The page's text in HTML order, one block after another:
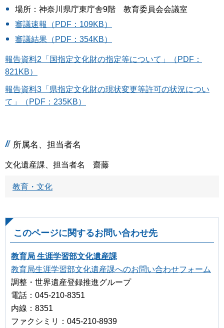
場所：神奈川県庁東庁舎9階 教育委員会会議室
審議速報（PDF：109KB）
審議結果（PDF：354KB）
報告資料2「国指定文化財の指定等について」（PDF：
821KB）
報告資料3「県指定文化財の現状変更等許可の状況につい
て」（PDF：235KB）
所属名、担当者名
文化遺産課、担当者名 齋藤
教育・文化
このページに関するお問い合わせ先
教育局 生涯学習部文化遺産課
教育局生涯学習部文化遺産課へのお問い合わせフォーム
調整・世界遺産登録推進グループ
電話：045-210-8351
内線：8351
ファクシミリ：045-210-8939